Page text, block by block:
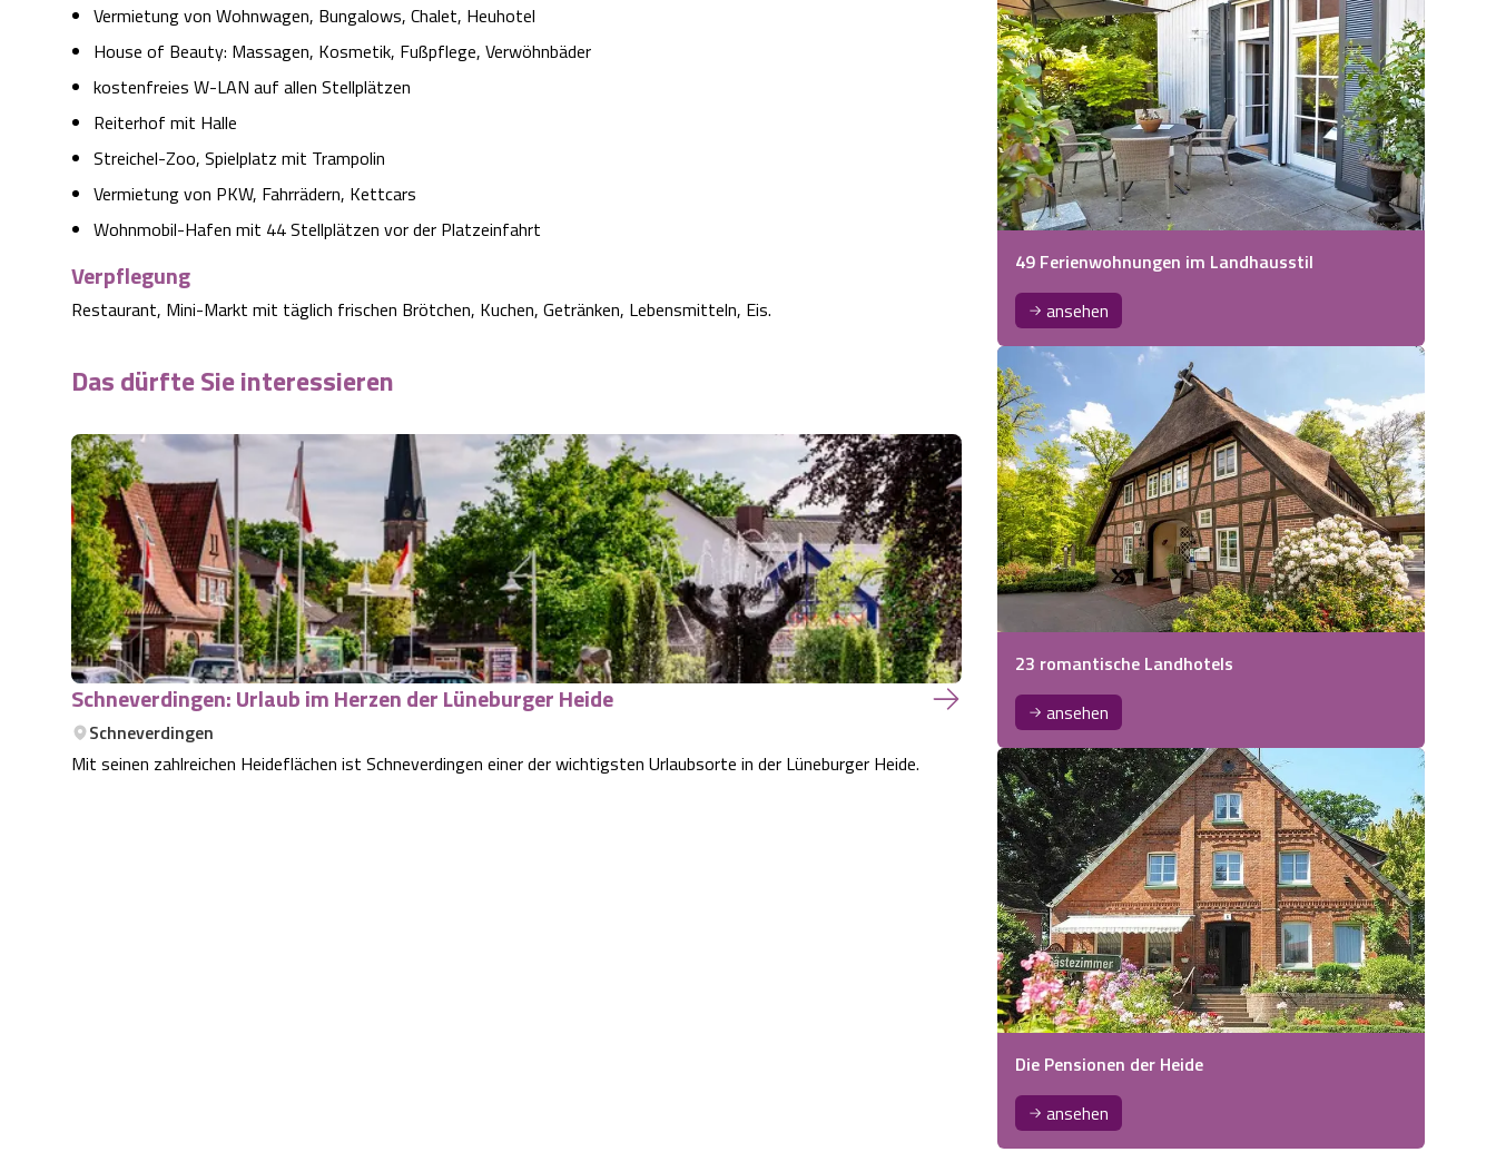
Vermietung von Wohnwagen, Bungalows, Chalet, Heuhotel
House of Beauty: Massagen, Kosmetik, Fußpflege, Verwöhnbäder
kostenfreies W-LAN auf allen Stellplätzen
Reiterhof mit Halle
Streichel-Zoo, Spielplatz mit Trampolin
Vermietung von PKW, Fahrrädern, Kettcars
Wohnmobil-Hafen mit 44 Stellplätzen vor der Platzeinfahrt
Verpflegung
Restaurant, Mini-Markt mit täglich frischen Brötchen, Kuchen, Getränken, Lebensmitteln, Eis.
Das dürfte Sie interessieren
Schneverdingen: Urlaub im Herzen der Lüneburger Heide
Schneverdingen
Mit seinen zahlreichen Heideflächen ist Schneverdingen einer der wichtigsten Urlaubsorte in der Lüneburger Heide.
49 Ferienwohnungen im Landhausstil
ansehen
23 romantische Landhotels
ansehen
Die Pensionen der Heide
ansehen